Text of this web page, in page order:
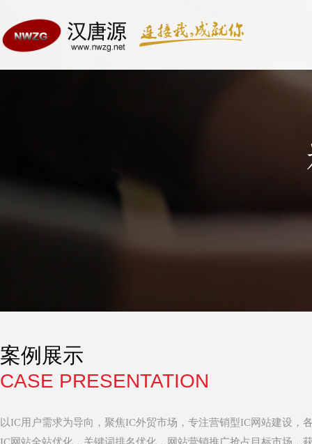
案例展示
CASE PRESENTATION
以IC用户需求为导向，聚焦IC外贸市场，专注营销型IC网站建设，